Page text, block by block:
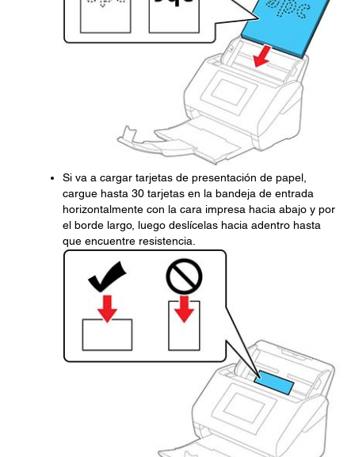
Si va a cargar tarjetas de presentación de papel,
cargue hasta 30 tarjetas en la bandeja de entrada
horizontalmente con la cara impresa hacia abajo y por
el borde largo, luego deslícelas hacia adentro hasta
que encuentre resistencia.